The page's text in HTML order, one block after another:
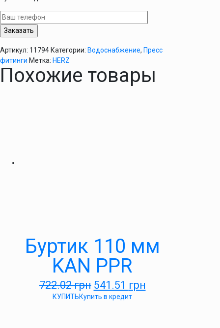
переходная
32х3-
20х2
Артикул: 11794 Категории: Водоснабжение, Пресс
фитинги Метка: HERZ
Похожие товары
Буртик 110 мм
KAN PPR
722.02грн 541.51 грн
КУПИТЬКупить в кредит